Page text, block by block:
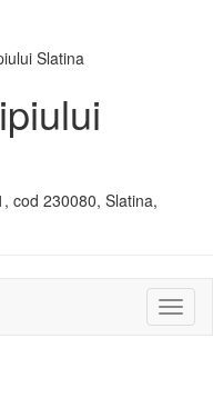
cod 230080, Slatina,
sau